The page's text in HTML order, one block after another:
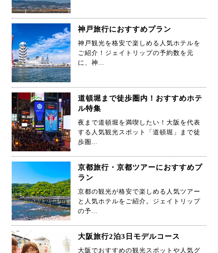
神戸旅行におすすめプラン
神戸観光を格安で楽しめる人気ホテルを
ご紹介！ジェイトリップの予約数を元
に、神...
道頓堀まで徒歩圏内！おすすめホテ
ル特集
夜まで道頓堀を満喫したい！大阪を代表
する人気観光スポット「道頓堀」まで徒
歩圏...
京都旅行・京都ツアーにおすすめプ
ラン
京都の観光が格安で楽しめる人気ツアー
と人気ホテルをご紹介。ジェイトリップ
の予...
大阪旅行2泊3日モデルコース
大阪でおすすめの観光スポットや人気グ